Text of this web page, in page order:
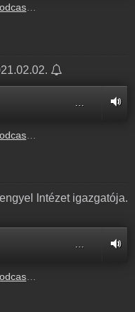
2-d684f54e2e6dd.m4a
Intézet igazgatója.
…
2-44da61497551a.m4a